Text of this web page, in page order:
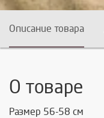
Описание товара
О товаре
Размер 56-58 см